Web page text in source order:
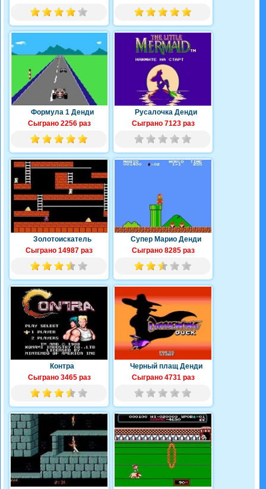
Формула 1 Денди
Сыграно 2256 раз
Русалочка Денди
Сыграно 7123 раз
Золотоискатель
Сыграно 14987 раз
Супер Марио Денди
Сыграно 8285 раз
Контра
Сыграно 3465 раз
Черный плащ Денди
Сыграно 4731 раз